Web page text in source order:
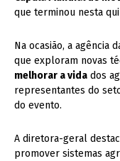
que terminou nesta
Na ocasião, a agência
que exploram novas
melhorar a vida dos
representantes do
do evento.
A diretora-geral
promover sistemas